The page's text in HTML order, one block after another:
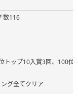
数116
トップ10入賞3回、100位
グ全てクリア